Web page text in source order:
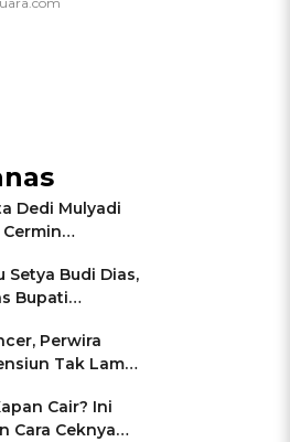
Dedi Mulyadi
Keamanan
Setya Budi Dias,
Bupati
Perwira
Tak Lama
Cair? Ini
Cara Ceknya